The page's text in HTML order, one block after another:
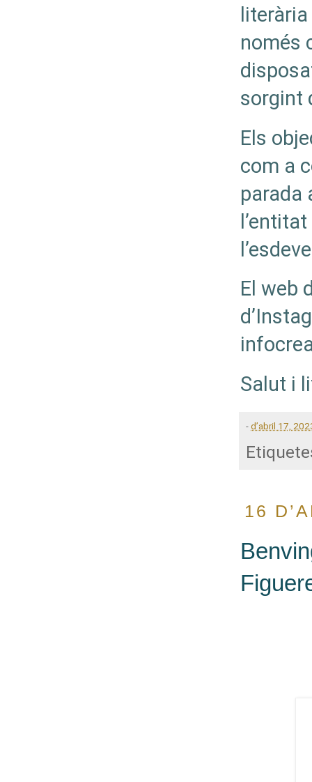
només
sorgint
Els
com a
parada
El web
Salut i
-d’abril 17,
16